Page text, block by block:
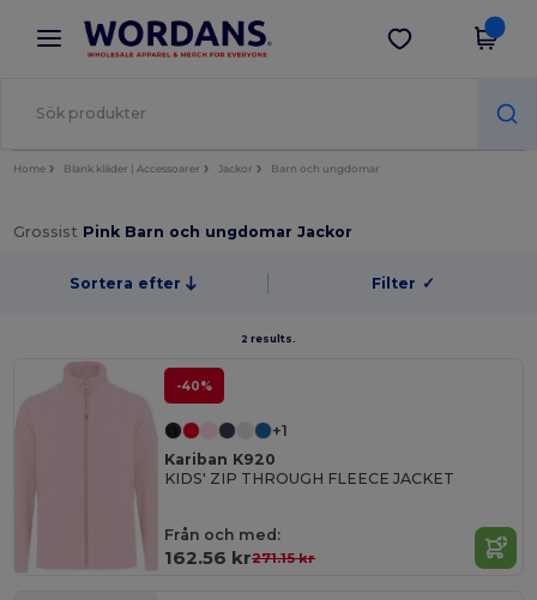
× Wordans-app
Bättre priser i appen!
Hämta app
Home Blank kläder | Accessoarer Jackor Barn och ungdomar
Grossist Pink Barn och ungdomar Jackor
Sortera efter Filter ✓
2 results.
-40%
+1
Kariban K920
KIDS' ZIP THROUGH FLEECE JACKET
Från och med:
162.56 kr271.15 kr